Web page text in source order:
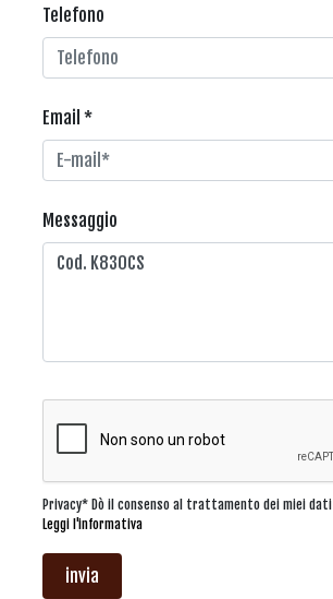
Telefono
Email *
Messaggio
Privacy* Dò il consenso al trattamento dei miei dati
Leggi l'informativa
invia